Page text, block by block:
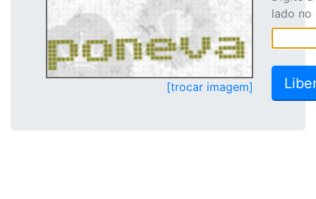
[trocar imagem]
lado no